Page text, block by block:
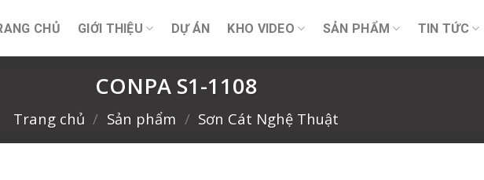
CHỦ GIỚI THIỆU DỰ ÁN KHO VIDEO SẢN PHẨM TIN TỨC
CONPA S1-1108
Trang chủ / Sản phẩm / Sơn Cát Nghệ Thuật